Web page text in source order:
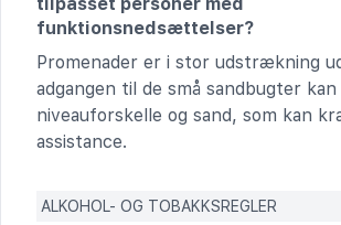
tilpasset personer med
funktionsnedsættelser?
Promenader er i stor udstrækning
adgangen til de små sandbugter
niveauforskelle og sand, som kan
assistance.
ALKOHOL- OG TOBAKKSREGLER